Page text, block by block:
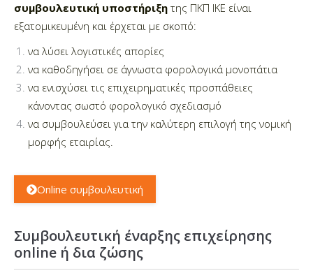
συμβουλευτική υποστήριξη της ΠΚΠ ΙΚΕ είναι
εξατομικευμένη και έρχεται με σκοπό:
να λύσει λογιστικές απορίες
να καθοδηγήσει σε άγνωστα φορολογικά μονοπάτια
να ενισχύσει τις επιχειρηματικές προσπάθειες
κάνοντας σωστό φορολογικό σχεδιασμό
να συμβουλεύσει για την καλύτερη επιλογή της νομική
μορφής εταιρίας.
Online συμβουλευτική
Συμβουλευτική έναρξης επιχείρησης
online ή δια ζώσης